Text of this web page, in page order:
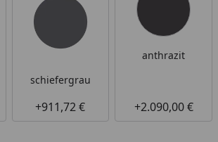
schiefergrau
+911,72 €
anthrazit
+2.090,00 €